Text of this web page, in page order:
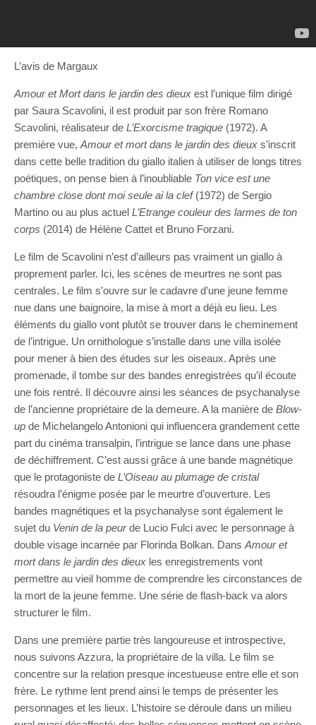
L’avis de Margaux
Amour et Mort dans le jardin des dieux est l’unique film dirigé
par Saura Scavolini, il est produit par son frère Romano
Scavolini, réalisateur de L’Exorcisme tragique (1972). A
première vue,Amour et mort dans le jardin des dieux s’inscrit
dans cette belle tradition du giallo italien à utiliser de longs titres
poétiques, on pense bien à l’inoubliable Ton vice est une
chambre close dont moi seule ai la clef(1972) de Sergio
Martino ou au plus actuel L’Etrange couleur des larmes de ton
corps (2014) de Hélène Cattet et Bruno Forzani.
Le film de Scavolini n’est d’ailleurs pas vraiment un giallo à
proprement parler. Ici, les scènes de meurtres ne sont pas
centrales. Le film s’ouvre sur le cadavre d’une jeune femme
nue dans une baignoire, la mise à mort a déjà eu lieu. Les
éléments du giallo vont plutôt se trouver dans le cheminement
de l’intrigue. Un ornithologue s’installe dans une villa isolée
pour mener à bien des études sur les oiseaux. Après une
promenade, il tombe sur des bandes enregistrées qu’il écoute
une fois rentré. Il découvre ainsi les séances de psychanalyse
de l’ancienne propriétaire de la demeure. A la manière de Blow-
up de Michelangelo Antonioni qui influencera grandement cette
part du cinéma transalpin, l’intrigue se lance dans une phase
de déchiffrement. C’est aussi grâce à une bande magnétique
que le protagoniste de L’Oiseau au plumage de cristal
résoudra l’énigme posée par le meurtre d’ouverture. Les
bandes magnétiques et la psychanalyse sont également le
sujet du Venin de la peurde Lucio Fulci avec le personnage à
double visage incarnée par Florinda Bolkan. DansAmour et
mort dans le jardin des dieux les enregistrements vont
permettre au vieil homme de comprendre les circonstances de
la mort de la jeune femme. Une série de flash-back va alors
structurer le film.
Dans une première partie très langoureuse et introspective,
nous suivons Azzura, la propriétaire de la villa. Le film se
concentre sur la relation presque incestueuse entre elle et son
frère. Le rythme lent prend ainsi le temps de présenter les
personnages et les lieux. L’histoire se déroule dans un milieu